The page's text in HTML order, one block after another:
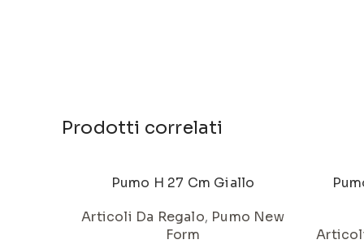
Prodotti correlati
Pumo H 27 Cm Giallo
Articoli Da Regalo, Pumo New
Form